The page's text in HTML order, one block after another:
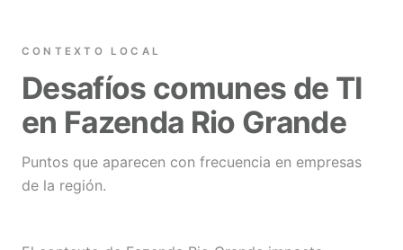
CONTEXTO LOCAL
Desafíos comunes de TI
en Fazenda Rio Grande
Puntos que aparecen con frecuencia en empresas
de la región.